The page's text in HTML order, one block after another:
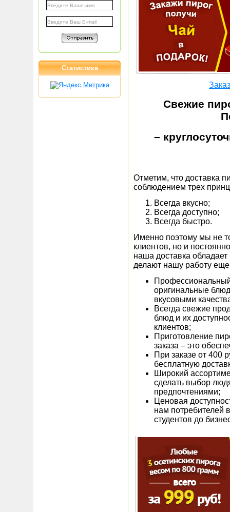
Свежие
–
Отметим, что доставка
соблюдением трех
Всегда вкусно;
Всегда доступно;
Всегда быстро.
Именно поэтому мы не
клиентов, но и
наша доставка
делают нашу работу
оригинальные
вкусовыми
Всегда свежие
блюд и их
клиентов;
Приготовление
заказа – это
При заказе от 400
бесплатную
Широкий
сделать выбор
предпочтениями;
Ценовая
нам потребителей
студентов до
Статистика